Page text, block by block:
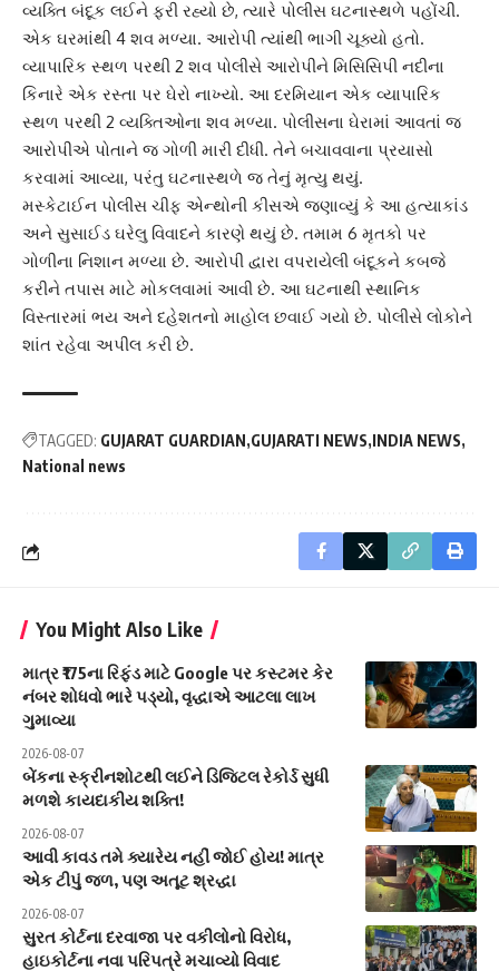
વ્યક્તિ બંદૂક લઈને ફરી રહ્યો છે, ત્યારે પોલીસ ઘટનાસ્થળે પહોંચી.
એક ઘરમાંથી 4 શવ મળ્યા. આરોપી ત્યાંથી ભાગી ચૂક્યો હતો.
વ્યાપારિક સ્થળ પરથી 2 શવ પોલીસે આરોપીને મિસિસિપી નદીના
કિનારે એક રસ્તા પર ઘેરો નાખ્યો. આ દરમિયાન એક વ્યાપારિક
સ્થળ પરથી 2 વ્યક્તિઓના શવ મળ્યા. પોલીસના ઘેરામાં આવતાં જ
આરોપીએ પોતાને જ ગોળી મારી દીધી. તેને બચાવવાના પ્રયાસો
કરવામાં આવ્યા, પરંતુ ઘટનાસ્થળે જ તેનું મૃત્યુ થયું.
મસ્કેટાઈન પોલીસ ચીફ એન્થોની કીસએ જણાવ્યું કે આ હત્યાકાંડ
અને સુસાઈડ ઘરેલુ વિવાદને કારણે થયું છે. તમામ 6 મૃતકો પર
ગોળીના નિશાન મળ્યા છે. આરોપી દ્વારા વપરાયેલી બંદૂકને કબજે
કરીને તપાસ માટે મોકલવામાં આવી છે. આ ઘટનાથી સ્થાનિક
વિસ્તારમાં ભય અને દહેશતનો માહોલ છવાઈ ગયો છે. પોલીસે લોકોને
શાંત રહેવા અપીલ કરી છે.
TAGGED: GUJARAT GUARDIAN GUJARATI NEWS INDIA NEWS
National news
You Might Also Like
માત્ર ₹175ના રિફંડ માટે Google પર કસ્ટમર કેર
નંબર શોધવો ભારે પડ્યો, વૃદ્ધાએ આટલા લાખ
ગુમાવ્યા
2026-08-07
બેંકના સ્ક્રીનશોટથી લઈને ડિજિટલ રેકોર્ડ સુધી
મળશે કાયદાકીય શક્તિ!
2026-08-07
આવી કાવડ તમે ક્યારેય નહીં જોઈ હોય! માત્ર
એક ટીપું જળ, પણ અતૂટ શ્રદ્ધા
2026-08-07
સુરત કોર્ટના દરવાજા પર વકીલોનો વિરોધ,
હાઇકોર્ટના નવા પરિપત્રે મચાવ્યો વિવાદ